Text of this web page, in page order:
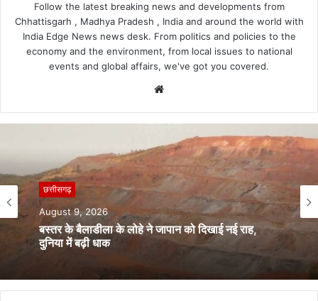
Follow the latest breaking news and developments from
Chhattisgarh , Madhya Pradesh , India and around the world with
India Edge News news desk. From politics and policies to the
economy and the environment, from local issues to national
events and global affairs, we've got you covered.
Website
छत्तीसगढ़
August 9, 2026
छत्तीसगढ़
August 8, 2026
CG शिक्षा विभाग में बड़ा फेरबदल, 700 शिक्षकों के तबादले;
जारी हुई ट्रांसफर लिस्ट